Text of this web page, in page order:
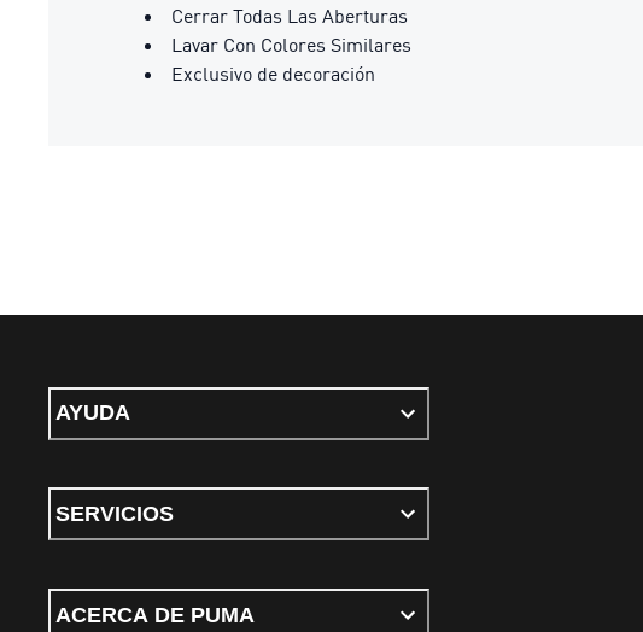
Cerrar Todas Las Aberturas
Lavar Con Colores Similares
Exclusivo de decoración
AYUDA
SERVICIOS
ACERCA DE PUMA